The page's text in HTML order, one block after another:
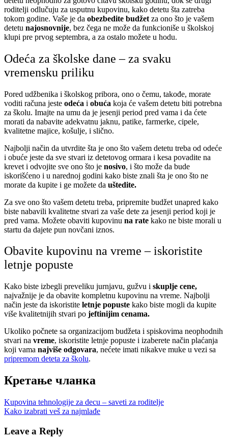
roditelji odlučuju za usputnu kupovinu, kako detetu šta zatreba
tokom godine. Vaše je da obezbedite budžet za ono što je vašem
detetu najosnovnije, bez čega ne može da funkcioniše u školskoj
klupi pre prvog septembra, a za ostalo možete u hodu.
Odeća za školske dane – za svaku
vremensku priliku
Pored udžbenika i školskog pribora, ono o čemu, takođe, morate
voditi računa jeste odeća i obuća koja će vašem detetu biti potrebna
za školu. Imajte na umu da je jesenji period pred vama i da ćete
morati da nabavite adekvatnu jaknu, patike, farmerke, cipele,
kvalitetne majice, košulje, i slično.
Najbolji način da utvrdite šta je ono što vašem detetu treba od odeće
i obuće jeste da sve stvari iz detetovog ormara i kesa povadite na
krevet i odvojite sve ono što je nosivo, i što može da bude
iskorišćeno i u narednoj godini kako biste znali šta je ono što ne
morate da kupite i ge možete da uštedite.
Za sve ono što vašem detetu treba, pripremite budžet unapred kako
biste nabavili kvalitetne stvari za vaše dete za jesenji period koji je
pred vama. Možete obaviti kupovinu na rate kako ne biste morali u
startu da dajete pun novčani iznos.
Obavite kupovinu na vreme – iskoristite
letnje popuste
Kako biste izbegli preveliku jurnjavu, gužvu i skuplje cene,
najvažnije je da obavite kompletnu kupovinu na vreme. Najbolji
način jeste da iskoristite letnje popuste kako biste mogli da kupite
više kvalitetnijih stvari po jeftinijim cenama.
Ukoliko počnete sa organizacijom budžeta i spiskovima neophodnih
stvari na vreme, iskoristite letnje popuste i izaberete način plaćanja
koji vama najviše odgovara, nećete imati nikakve muke u vezi sa
pripremom deteta za školu.
Кретање чланка
Kupovina tehnologije za decu – saveti za roditelje
Kako izabrati veš za najmlađe
Leave a Reply